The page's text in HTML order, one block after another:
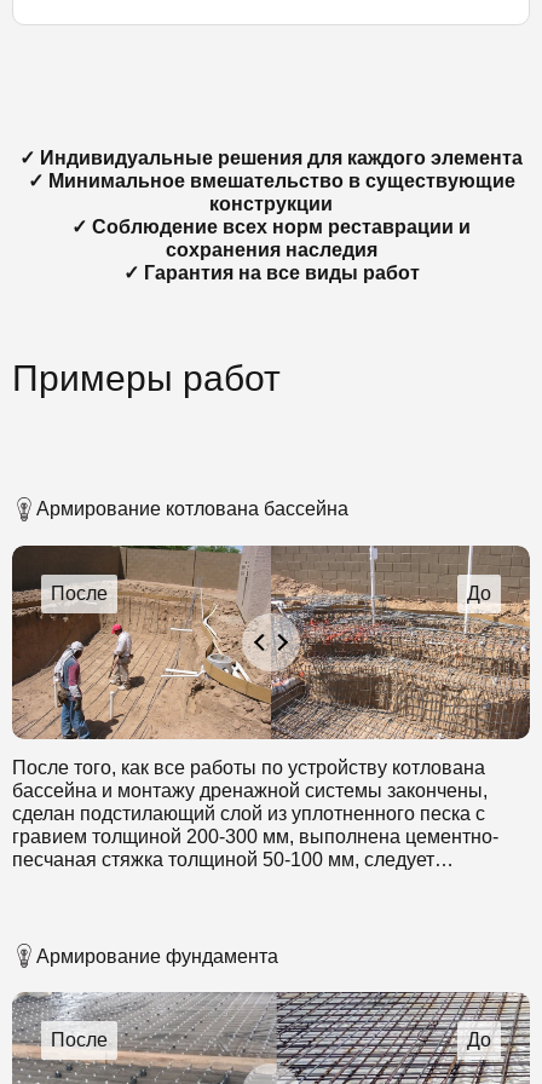
✓ Индивидуальные решения для каждого элемента
✓ Минимальное вмешательство в существующие
конструкции
✓ Соблюдение всех норм реставрации и
сохранения наследия
✓ Гарантия на все виды работ
Примеры работ
Армирование котлована бассейна
После того, как все работы по устройству котлована
бассейна и монтажу дренажной системы закончены,
сделан подстилающий слой из уплотненного песка с
гравием толщиной 200-300 мм, выполнена цементно-
песчаная стяжка толщиной 50-100 мм, следует
рассчитывается на стадии проектирования бассейна.
Применили арматуру диаметром 14-16 мм, класс А3, для
армирования стен чаши диаметром 10-12 мм, А3.
Арматура перевязывается вязальной проволокой ВР-1,
диаметром 2-3 мм. Применение электросварки для
соединений недопустимо по причине нарушения
Армирование фундамента